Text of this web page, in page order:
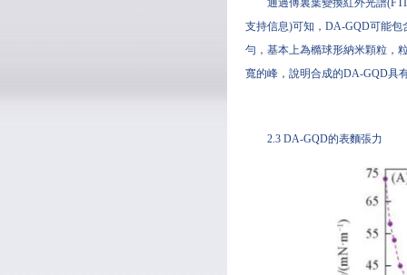
通過傅裏葉變換紅外光譜
支持信息)可知，DA-GQD可能
勻，基本上為橢球形納米顆粒，
寬的峰，說明合成的DA-GQD具
2.3 DA-GQD的表麵張力